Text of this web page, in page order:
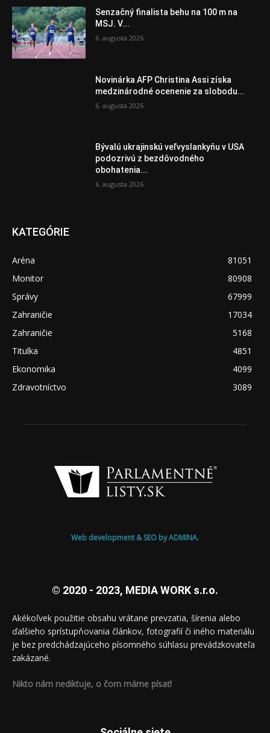
Senzačný finalista behu na 100 m na
MSJ. V...
6. augusta 2026
Novinárka AFP Christina Assi získa
medzinárodné ocenenie za slobodu...
6. augusta 2026
Bývalú ukrajinskú veľvyslankyňu v USA
podozrivú z bezdôvodného
obohatenia...
6. augusta 2026
KATEGÓRIE
Aréna
81051
Monitor
80908
Správy
67999
Zahraničie
17034
Zahraničie
5168
Titulka
4851
Ekonomika
4099
Zdravotníctvo
3089
Web development & SEO by ADMINA.
© 2020 - 2023, MEDIA WORK s.r.o.
Akékoľvek použitie obsahu vrátane prevzatia, šírenia alebo
ďalšieho sprístupňovania článkov, fotografií či iného materiálu
je bez predchádzajúceho písomného súhlasu prevádzkovateľa
zakázané.
Nikto nám nediktuje, o čom máme písať!